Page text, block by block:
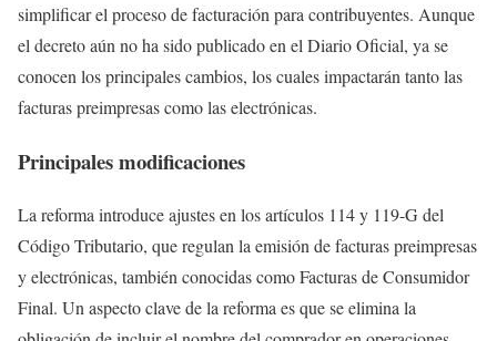
simplificar el proceso de facturación para contribuyentes. Aunque
el decreto aún no ha sido publicado en el Diario Oficial, ya se
conocen los principales cambios, los cuales impactarán tanto las
facturas preimpresas como las electrónicas.
Principales modificaciones
La reforma introduce ajustes en los artículos 114 y 119-G del
Código Tributario, que regulan la emisión de facturas preimpresas
y electrónicas, también conocidas como Facturas de Consumidor
Final. Un aspecto clave de la reforma es que se elimina la